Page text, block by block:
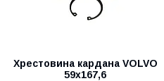
Хрестовина кардана VOLVO
59x167,6